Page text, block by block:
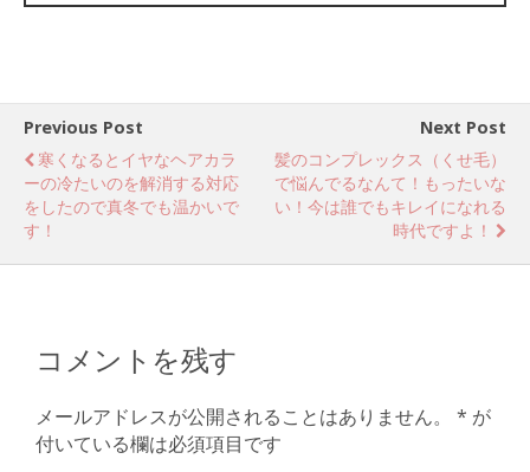
Previous Post
寒くなるとイヤなヘアカラ
ーの冷たいのを解消する対応
をしたので真冬でも温かいで
す！
Next Post
髪のコンプレックス（くせ毛）
で悩んでるなんて！もったいな
い！今は誰でもキレイになれる
時代ですよ！
コメントを残す
メールアドレスが公開されることはありません。 * が
付いている欄は必須項目です